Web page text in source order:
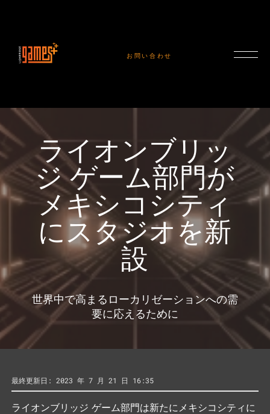
お問い合わせ
ライオンブリッ
ジ ゲーム部門が
メキシコシティ
にスタジオを新
設
世界中で高まるローカリゼーションへの需
要に応えるために
最終更新日: 2023 年 7 月 21 日 16:35
ライオンブリッジ ゲーム部門は新たにメキシコシティに